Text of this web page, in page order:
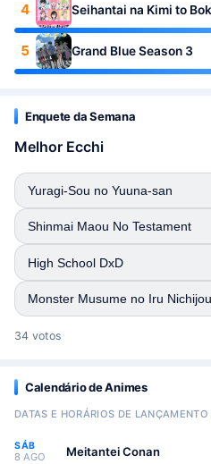
4 Seihantai na Kimi to
5 Grand Blue Season 3
Enquete da Semana
Melhor Ecchi
Yuragi-Sou no Yuuna-san
Shinmai Maou No Testament
High School DxD
Monster Musume no Iru Nichijou
34 votos
Calendário de Animes
DATAS E HORÁRIOS DE
SÁB
8 AGO Meitantei Conan